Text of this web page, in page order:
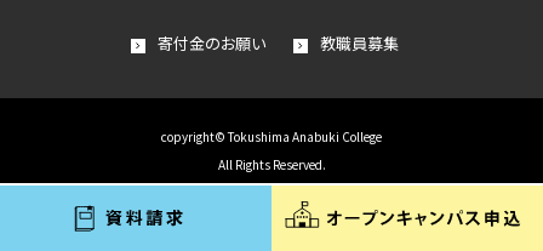
寄付金のお願い 教職員募集
copyright© Tokushima Anabuki College
All Rights Reserved.